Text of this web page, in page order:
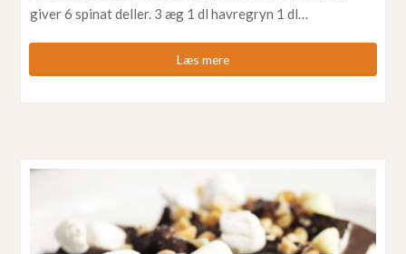
giver 6 spinat deller. 3 æg 1 dl havregryn 1 dl…
Læs mere